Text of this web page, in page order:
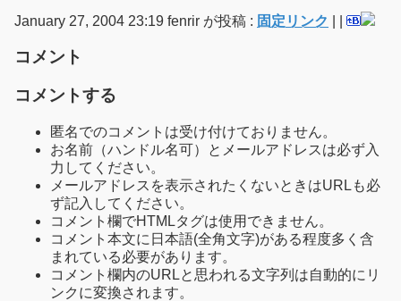
January 27, 2004 23:19 fenrir が投稿 : 固定リンク
コメント
コメントする
匿名でのコメントは受け付けておりません。
お名前（ハンドル名可）とメールアドレスは必ず入
力してください。
メールアドレスを表示されたくないときはURLも必
ず記入してください。
コメント欄でHTMLタグは使用できません。
コメント本文に日本語(全角文字)がある程度多く含
まれている必要があります。
コメント欄内のURLと思われる文字列は自動的にリ
ンクに変換されます。